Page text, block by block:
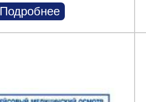
Подробнее